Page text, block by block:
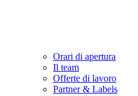
Orari di apertura
Il team
Offerte di lavoro
Partner & Labels